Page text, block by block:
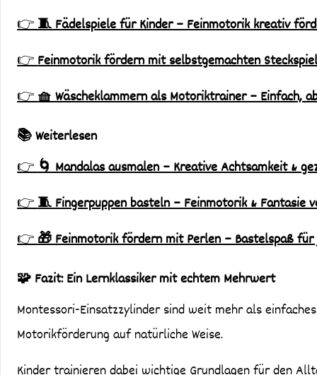
👉🧵 Fädelspiele für Kinder – Feinmotorik kreativ
👉Feinmotorik fördern mit selbstgemachten
👉🧺 Wäscheklammern als Motoriktrainer – Einfach,
📚 Weiterlesen
👉🌀 Mandalas ausmalen – Kreative Achtsamkeit &
👉🧵 Fingerpuppen basteln – Feinmotorik & Fantasie
👉🎁 Feinmotorik fördern mit Perlen – Bastelspaß
🧩 Fazit: Ein Lernklassiker mit echtem Mehrwert
Montessori-Einsatzzylinder sind weit mehr als
Motorikförderung auf natürliche Weise.